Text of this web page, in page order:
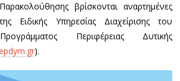
βρίσκονται αναρτημένες
Ειδικής Υπηρεσίας Διαχείρισης του
Περιφέρειας Δυτικής
).